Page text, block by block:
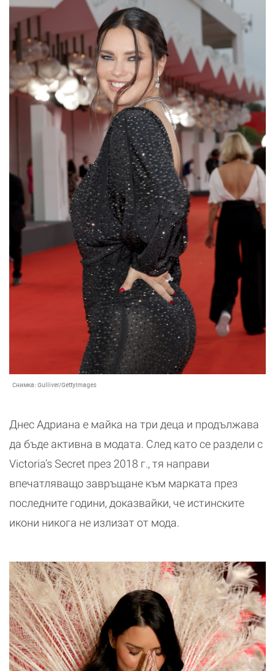
Снимка: Gulliver/GettyImages
Днес Адриана е майка на три деца и продължава
да бъде активна в модата. След като се раздели с
Victoria’s Secret през 2018 г., тя направи
впечатляващо завръщане към марката през
последните години, доказвайки, че истинските
икони никога не излизат от мода.